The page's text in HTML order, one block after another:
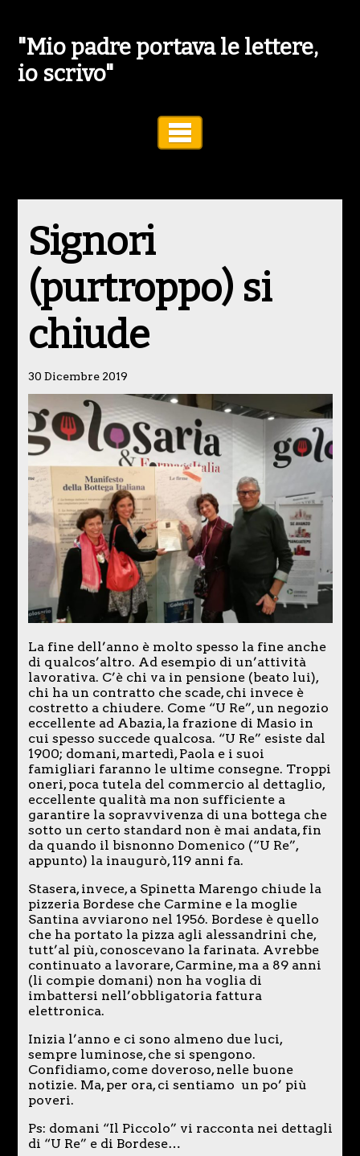
"Mio padre portava le lettere,
io scrivo"
Signori
(purtroppo) si
chiude
30 Dicembre 2019
La fine dell’anno è molto spesso la fine anche
di qualcos’altro. Ad esempio di un’attività
lavorativa. C’è chi va in pensione (beato lui),
chi ha un contratto che scade, chi invece è
costretto a chiudere. Come “U Re”, un negozio
eccellente ad Abazia, la frazione di Masio in
cui spesso succede qualcosa. “U Re” esiste dal
1900; domani, martedì, Paola e i suoi
famigliari faranno le ultime consegne. Troppi
oneri, poca tutela del commercio al dettaglio,
eccellente qualità ma non sufficiente a
garantire la sopravvivenza di una bottega che
sotto un certo standard non è mai andata, fin
da quando il bisnonno Domenico (“U Re”,
appunto) la inaugurò, 119 anni fa.
Stasera, invece, a Spinetta Marengo chiude la
pizzeria Bordese che Carmine e la moglie
Santina avviarono nel 1956. Bordese è quello
che ha portato la pizza agli alessandrini che,
tutt’al più, conoscevano la farinata. Avrebbe
continuato a lavorare, Carmine, ma a 89 anni
(li compie domani) non ha voglia di
imbattersi nell’obbligatoria fattura
elettronica.
Inizia l’anno e ci sono almeno due luci,
sempre luminose, che si spengono.
Confidiamo, come doveroso, nelle buone
notizie. Ma, per ora, ci sentiamo un po’ più
poveri.
Ps: domani “Il Piccolo” vi racconta nei dettagli
di “U Re” e di Bordese…